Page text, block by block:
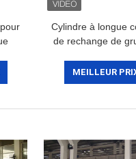
Cylindre à longue
de rechange de
hydraulique de
moteur
MEILLEUR